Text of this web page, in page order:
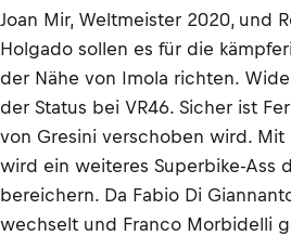
Joan Mir, Weltmeister 2020, und
Holgado sollen es für die
der Nähe von Imola richten.
der Status bei VR46. Sicher ist
von Gresini verschoben wird. Mit
wird ein weiteres Superbike-Ass
bereichern. Da Fabio Di
wechselt und Franco Morbidelli